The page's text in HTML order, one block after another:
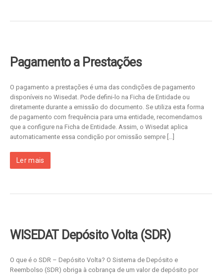
Pagamento a Prestações
O pagamento a prestações é uma das condições de pagamento
disponíveis no Wisedat. Pode defini-lo na Ficha de Entidade ou
diretamente durante a emissão do documento. Se utiliza esta forma
de pagamento com frequência para uma entidade, recomendamos
que a configure na Ficha de Entidade. Assim, o Wisedat aplica
automaticamente essa condição por omissão sempre […]
Ler mais
WISEDAT Depósito Volta (SDR)
O que é o SDR – Depósito Volta? O Sistema de Depósito e
Reembolso (SDR) obriga à cobrança de um valor de depósito por